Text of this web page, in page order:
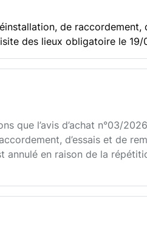
de raccordement,
des lieux obligatoire le
que l’avis d’achat n°03/
d’essais et de
annulé en raison de la